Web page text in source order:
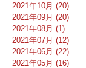
2021年10月 (20)
2021年09月 (20)
2021年08月 (1)
2021年07月 (12)
2021年06月 (22)
2021年05月 (16)